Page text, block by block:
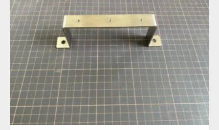
Category:ステンレス-HL 建築金物 機械部品 板金加工
ヘアーライン
処理
事例を見る